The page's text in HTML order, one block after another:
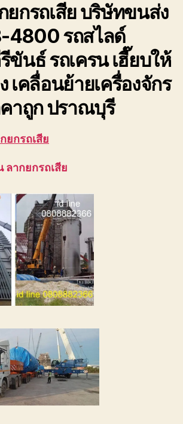
บริษัท
ขนส่ง
กรถเสียบริษัทขนส่ง
รถสไลด์
ขันธ์ รถเครน เฮี๊ยบให้
เคลื่อนย้ายเครื่องจักร
าถูก ปราณบุรี
ยกรถเสีย
ากยกรถเสีย